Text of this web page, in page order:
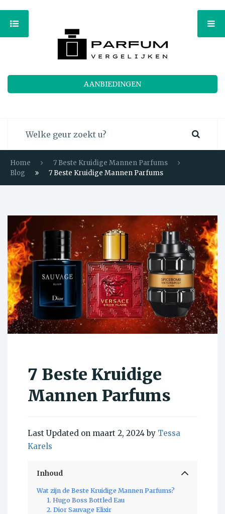
AANBIEDINGEN
Home
7 Beste Kruidige Mannen Parfums
Blog
7 Beste Kruidige Mannen Parfums
7 Beste Kruidige
Mannen Parfums
Last Updated on maart 2, 2024 by Tessa
Karels
Inhoud
Wat zijn de Beste Kruidige Mannen Parfums?
1. Hugo Boss Bottled Eau
2. Dior Sauvage Elixir